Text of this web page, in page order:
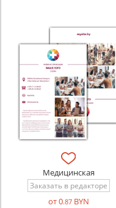
Медицинская
Заказать в редакторе
от 0.87BYN